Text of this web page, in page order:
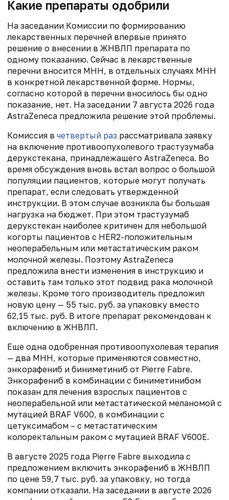
Какие препараты одобрили
На заседании Комиссии по формированию
лекарственных перечней впервые принято
решение о внесении в ЖНВЛП препарата по
одному показанию. Сейчас в лекарственные
перечни вносится МНН, в отдельных случаях МНН
в конкретной лекарственной форме. Нормы,
согласно которой в перечни вносилось бы одно
показание, нет. На заседании 7 августа 2026 года
AstraZeneca предложила решение этой проблемы.
Комиссия в четвертый раз рассматривала заявку
на включение противоопухолевого трастузумаба
дерукстекана, принадлежащего AstraZeneca. Во
время обсуждения вновь встал вопрос о большой
популяции пациентов, которые могут получать
препарат, если следовать утвержденной
инструкции. В этом случае возникла бы большая
нагрузка на бюджет. При этом трастузумаб
дерукстекан наиболее критичен для небольшой
когорты пациентов с HER2-положительным
неоперабельным или метастатическим раком
молочной железы. Поэтому AstraZeneca
предложила внести изменения в инструкцию и
оставить там только этот подвид рака молочной
железы. Кроме того производитель предложил
новую цену — 55 тыс. руб. за упаковку вместо
62,15 тыс. руб. В итоге препарат рекомендован к
включению в ЖНВЛП.
Еще одна одобренная противоопухолевая терапия
— два МНН, которые применяются совместно,
энкорафениб и биниметиниб от Pierre Fabre.
Энкорафениб в комбинации с биниметинибом
показан для лечения взрослых пациентов с
неоперабельной или метастатической меланомой с
мутацией BRAF V600, в комбинации с
цетуксимабом – с метастатическим
колоректальным раком с мутацией BRAF V600E.
В августе 2025 года Pierre Fabre выходила с
предложением включить энкорафениб в ЖНВЛП
по цене 59,7 тыс. руб. за упаковку, но тогда
компании отказали. На заседании в августе 2026